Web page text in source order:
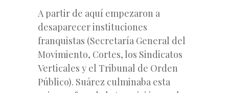
A partir de aquí empezaron a
desaparecer instituciones
franquistas (Secretaría General del
Movimiento, Cortes, los Sindicatos
Verticales y el Tribunal de Orden
Público). Suárez culminaba esta